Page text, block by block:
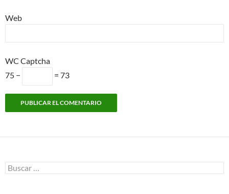
Web
WC Captcha
75 −
= 73
Buscar: